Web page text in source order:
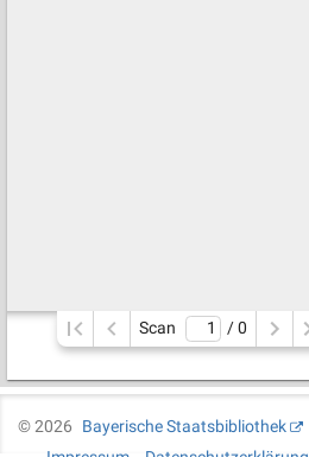
Scan / 0
©2026
Bayerische Staatsbibliothek